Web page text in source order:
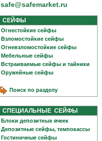
safe@safemarket.ru
СЕЙФЫ
Огнестойкие сейфы
Взломостойкие сейфы
Огневзломостойкие сейфы
Мебельные сейфы
Встраиваемые сейфы и тайники
Оружейные сейфы
Поиск по разделу
СПЕЦИАЛЬНЫЕ СЕЙФЫ
Блоки депозитных ячеек
Депозитные сейфы, темпокассы
Гостиничные сейфы